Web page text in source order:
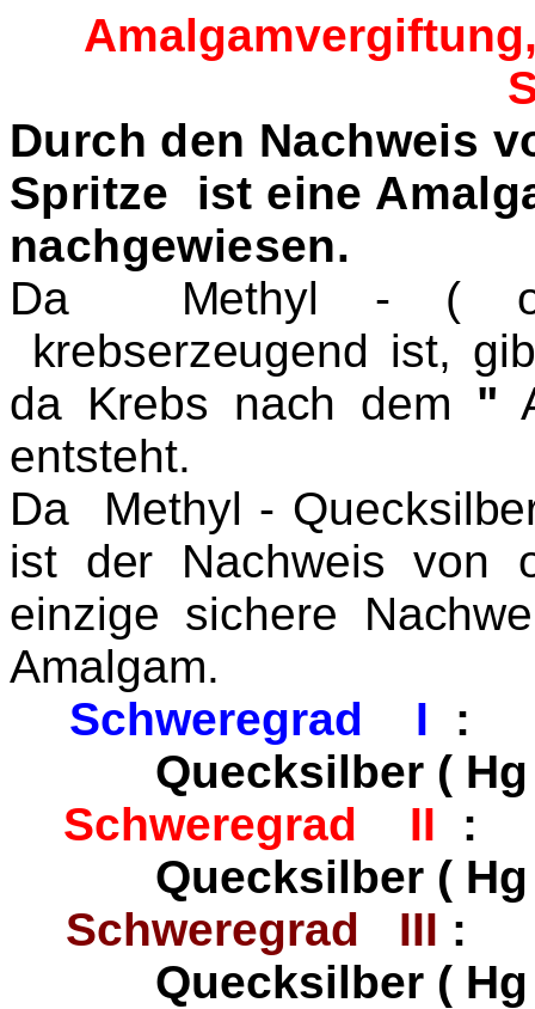
Durch den Nachweis
Spritze ist eine
nachgewiesen.
Da Methyl - (
krebserzeugend ist,
da Krebs nach dem "
entsteht.
Da Methyl - Queck
ist der Nachweis von
einzige sichere
Amalgam.
Schweregrad I
:
Quecksilber (
Schweregrad II :
Quecksilber (
Schweregrad III :
Quecksilber (